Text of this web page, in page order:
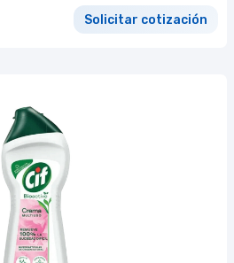
Solicitar cotización